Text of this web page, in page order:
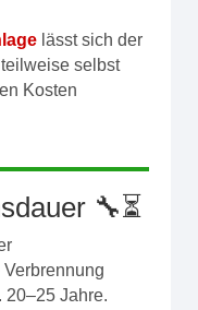
lässt sich der
selbst
Kosten
🔧⏳
20–25 Jahre.